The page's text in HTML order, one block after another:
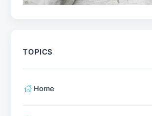
TOPICS
Home